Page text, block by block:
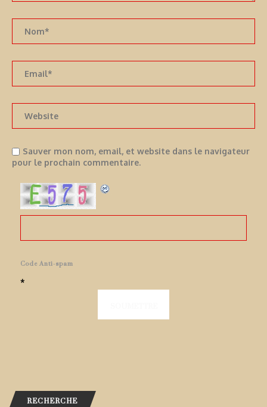
Sauver mon nom, email, et website dans le navigateur
pour le prochain commentaire.
Code Anti-spam
*
RECHERCHE